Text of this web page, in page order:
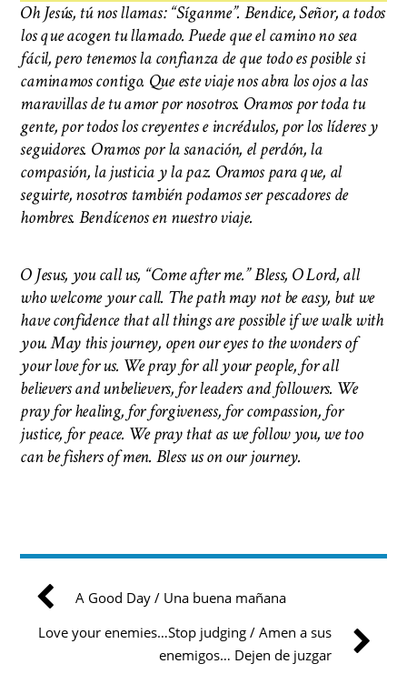
Oh Jesús, tú nos llamas: “Síganme”. Bendice, Señor, a todos
los que acogen tu llamado. Puede que el camino no sea
fácil, pero tenemos la confianza de que todo es posible si
caminamos contigo. Que este viaje nos abra los ojos a las
maravillas de tu amor por nosotros. Oramos por toda tu
gente, por todos los creyentes e incrédulos, por los líderes y
seguidores. Oramos por la sanación, el perdón, la
compasión, la justicia y la paz. Oramos para que, al
seguirte, nosotros también podamos ser pescadores de
hombres. Bendícenos en nuestro viaje.
O Jesus, you call us, “Come after me.” Bless, O Lord, all
who welcome your call. The path may not be easy, but we
have confidence that all things are possible if we walk with
you. May this journey, open our eyes to the wonders of
your love for us. We pray for all your people, for all
believers and unbelievers, for leaders and followers. We
pray for healing, for forgiveness, for compassion, for
justice, for peace. We pray that as we follow you, we too
can be fishers of men. Bless us on our journey.
A Good Day / Una buena mañana
Love your enemies…Stop judging / Amen a sus
enemigos… Dejen de juzgar